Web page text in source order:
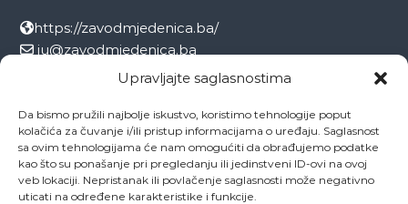
Upravljajte saglasnostima
Da bismo pružili najbolje iskustvo, koristimo tehnologije poput
kolačića za čuvanje i/ili pristup informacijama o uređaju. Saglasnost
sa ovim tehnologijama će nam omogućiti da obrađujemo podatke
kao što su ponašanje pri pregledanju ili jedinstveni ID-ovi na ovoj
veb lokaciji. Nepristanak ili povlačenje saglasnosti može negativno
uticati na određene karakteristike i funkcije.
https://zavodmjedenica.ba/
ju@zavodmjedenica.ba
info@zamjed.edu.ba
Direktor:
+ 387 33 207 963
Sekretar:
+ 387 33 215 668
Pedagog:
+ 387 33 246 212
Psiholog:
+ 387 33 246 208